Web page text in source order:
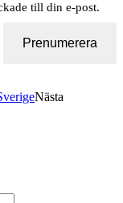
till din e-post.
Prenumerera
Nästa